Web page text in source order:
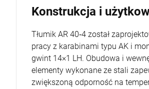
Konstrukcja i
Tłumik AR 40‑4 został
pracy z karabinami typu AK i
gwint 14×1 LH. Obudowa i
elementy wykonane ze stali
zwiększoną odporność na